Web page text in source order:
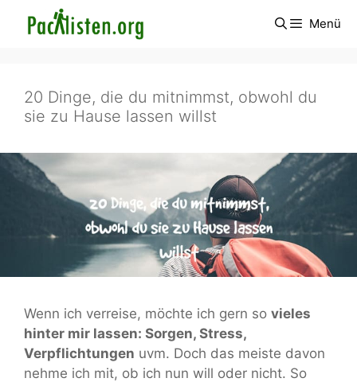
Inhalt
Menü
20 Dinge, die du mitnimmst, obwohl du
sie zu Hause lassen willst
Wenn ich verreise, möchte ich gern so vieles
hinter mir lassen: Sorgen, Stress,
Verpflichtungen uvm. Doch das meiste davon
nehme ich mit, ob ich nun will oder nicht. So